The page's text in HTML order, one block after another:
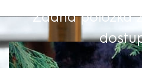
Žádná položka
Výběr redakce